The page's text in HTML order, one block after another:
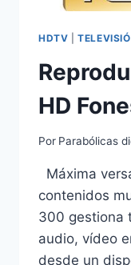
HDTV |
HD
Por Parabólicas
Máxima
contenidos
300 gestiona
audio, vídeo
desde un